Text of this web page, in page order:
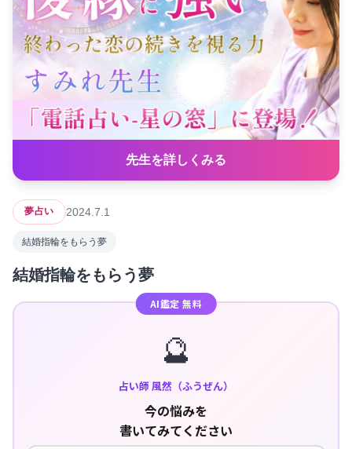
先生を詳しくみる
夢占い 2024.7.1
結婚指輪をもらう夢
結婚指輪をもらう夢
AI鑑定 無料
🔮
占い師 風然（ふうぜん）
今の悩みを
書いてみてください